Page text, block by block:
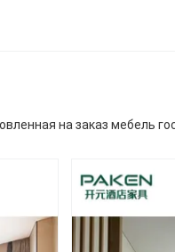
на заказ мебель